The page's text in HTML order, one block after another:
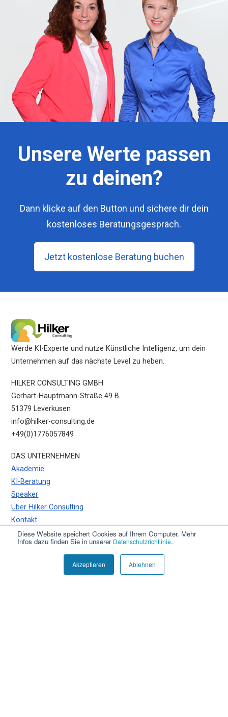
Diese Website speichert Cookies auf Ihrem Computer. Mehr
Infos dazu finden Sie in unserer Datenschutzrichtlinie.
Akzeptieren Ablehnen
Unsere Werte passen
zu deinen?
Dann klicke auf den Button und sichere dir dein
kostenloses Beratungsgespräch.
Jetzt kostenlose Beratung buchen
Werde KI-Experte und nutze Künstliche Intelligenz, um dein
Unternehmen auf das nächste Level zu heben.
HILKER CONSULTING GMBH
Gerhart-Hauptmann-Straße 49 B
51379 Leverkusen
info@hilker-consulting.de
+49(0)1776057849
DAS UNTERNEHMEN
Akademie
KI-Beratung
Speaker
Über Hilker Consulting
Kontakt
RESSOURCEN